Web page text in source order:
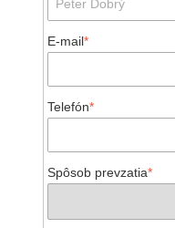
E-mail*
Telefón*
Spôsob prevzatia*